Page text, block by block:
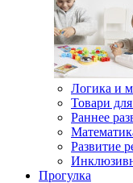
Логика и
Товари
Раннее
Развитие
Прогулка